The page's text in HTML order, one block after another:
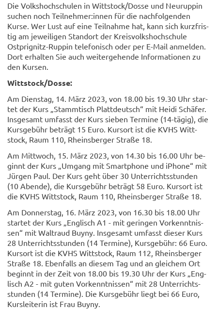
Die Volks­hoch­schu­len in Witt­stock/Dosse und Neu­rup­pin
su­chen noch Teil­neh­mer:innen für die nach­fol­gen­den
Kurse. Wer Lust auf eine Teil­nah­me hat, kann sich kurz­fris­
tig am je­wei­li­gen Stand­ort der Kreis­volks­hoch­schu­le
Ostprignitz-​Ruppin te­le­fo­nisch oder per E-​Mail an­mel­den.
Dort er­hal­ten Sie auch wei­ter­ge­hen­de In­for­ma­tio­nen zu
den Kur­sen.
Witt­stock/Dosse:
Am Diens­tag, 14. März 2023, von 18.00 bis 19.30 Uhr star­
tet der Kurs „Stamm­tisch Platt­deutsch“ mit Heidi Schä­fer.
Ins­ge­samt um­fasst der Kurs sie­ben Ter­mi­ne (14-​tägig), die
Kurs­ge­bühr be­trägt 15 Euro. Kurs­ort ist die KVHS Witt­
stock, Raum 110, Rheins­ber­ger Stra­ße 18.
Am Mitt­woch, 15. März 2023, von 14.30 bis 16.00 Uhr be­
ginnt der Kurs „Um­gang mit Smart­pho­ne und iPho­ne“ mit
Jür­gen Paul. Der Kurs geht über 30 Un­ter­richts­stun­den
(10 Aben­de), die Kurs­ge­bühr be­trägt 58 Euro. Kurs­ort ist
die KVHS Witt­stock, Raum 110, Rheins­ber­ger Stra­ße 18.
Am Don­ners­tag, 16. März 2023, von 16.30 bis 18.00 Uhr
star­tet der Kurs „Eng­lisch A1 - mit ge­rin­gen Vor­kennt­nis­
sen“ mit Wal­traud Buyny. Ins­ge­samt um­fasst die­ser Kurs
28 Un­ter­richts­stun­den (14 Ter­mi­ne), Kurs­ge­bühr: 66 Euro.
Kurs­ort ist die KVHS Witt­stock, Raum 112, Rheins­ber­ger
Stra­ße 18. Eben­falls an die­sem Tag und an glei­chem Ort
be­ginnt in der Zeit von 18.00 bis 19.30 Uhr der Kurs „Eng­
lisch A2 - mit guten Vor­kennt­nis­sen“ mit 28 Un­ter­richts­
stun­den (14 Ter­mi­ne). Die Kurs­ge­bühr liegt bei 66 Euro,
Kurs­lei­te­rin ist Frau Buyny.